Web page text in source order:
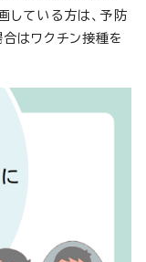
している方は、予防
はワクチン接種を